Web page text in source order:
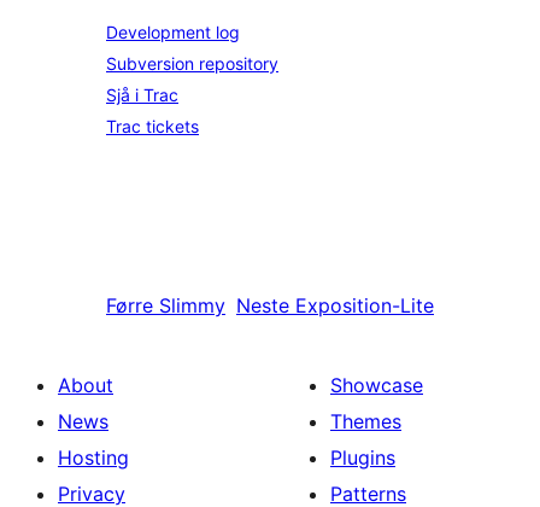
Development log
Subversion repository
Sjå i Trac
Trac tickets
Førre Slimmy Neste Exposition-Lite
About
News
Hosting
Privacy
Showcase
Themes
Plugins
Patterns